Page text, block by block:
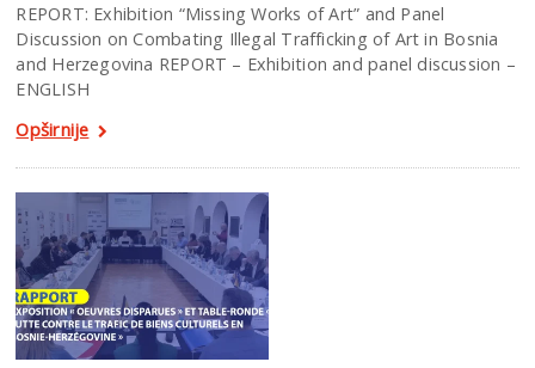
REPORT: Exhibition “Missing Works of Art” and Panel
Discussion on Combating Illegal Trafficking of Art in Bosnia
and Herzegovina REPORT – Exhibition and panel discussion –
ENGLISH
Opširnije